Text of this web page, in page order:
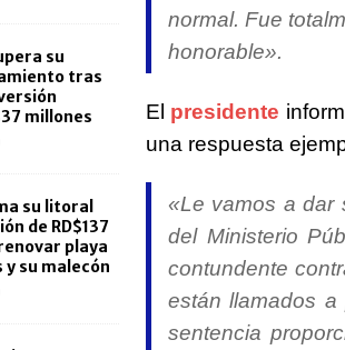
normal. Fue
honorable».
El presidente
una respuesta
«Le vamos a dar
del Ministerio
contundente
están llamados a
sentencia
su
tras
millones
su litoral
de RD$137
playa
y su malecón